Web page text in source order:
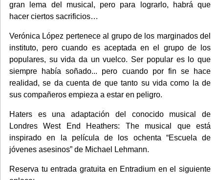
gran lema del musical, pero para lograrlo, habrá que
hacer ciertos sacrificios…
Verónica López pertenece al grupo de los marginados del
instituto, pero cuando es aceptada en el grupo de los
populares, su vida da un vuelco. Ser popular es lo que
siempre había soñado... pero cuando por fin se hace
realidad, se da cuenta de que tanto su vida como la de
sus compañeros empieza a estar en peligro.
Haters es una adaptación del conocido musical de
Londres West End Heathers: The musical que está
inspirado en la película de los ochenta “Escuela de
jóvenes asesinos” de Michael Lehmann.
Reserva tu entrada gratuita en Entradium en el siguiente